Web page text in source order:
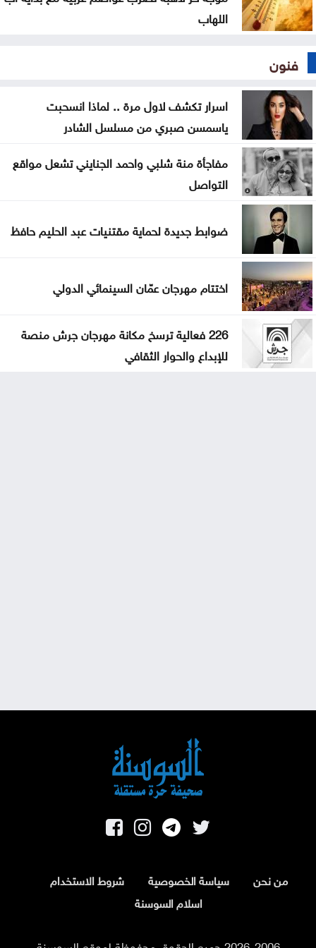
اللهاب
فنون
اسرار تكشف لاول مرة .. لماذا انسحبت
ياسمسن صبري من مسلسل الشادر
مفاجأة منة شلبي واحمد الجنايني تشعل مواقع
التواصل
ضوابط جديدة لحماية مقتنيات عبد الحليم حافظ
اختتام مهرجان عمّان السينمائي الدولي
226 فعالية ترسخ مكانة مهرجان جرش منصة
للإبداع والحوار الثقافي
من نحن سياسة الخصوصية
شروط الاستخدام
اسلام السوسنة